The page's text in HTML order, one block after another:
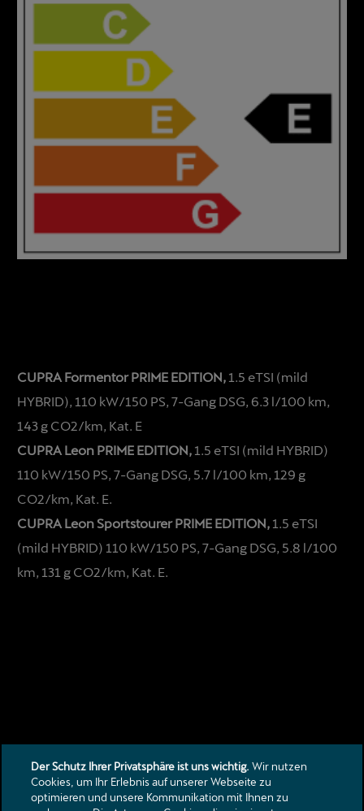
CUPRA Formentor PRIME EDITION, 1.5 eTSI (mild
HYBRID), 110 kW/150 PS, 7-Gang DSG, 6.3 l/100 km,
143 g CO2/km, Kat. E
CUPRA Leon PRIME EDITION, 1.5 eTSI (mild HYBRID)
110 kW/150 PS, 7-Gang DSG, 5.7 l/100 km, 129 g
CO2/km, Kat. E.
CUPRA Leon Sportstourer PRIME EDITION, 1.5 eTSI
(mild HYBRID) 110 kW/150 PS, 7-Gang DSG, 5.8 l/100
km, 131 g CO2/km, Kat. E.
Der Schutz Ihrer Privatsphäre ist uns wichtig. Wir nutzen
Cookies, um Ihr Erlebnis auf unserer Webseite zu
optimieren und unsere Kommunikation mit Ihnen zu